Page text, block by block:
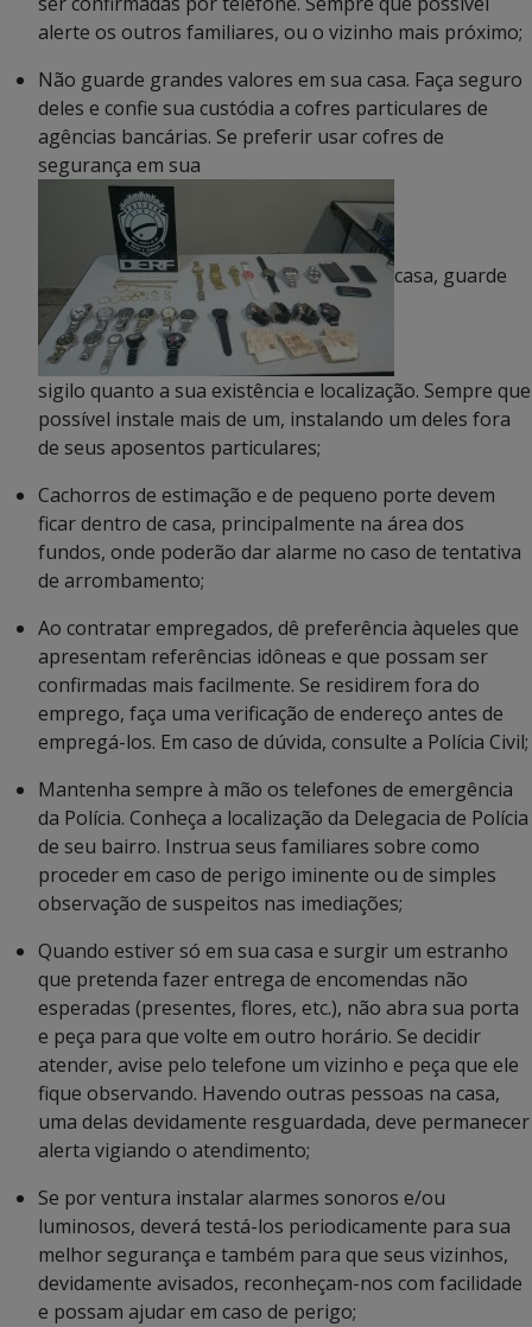
alerte os outros familiares, ou o vizinho mais próximo;
Não guarde grandes valores em sua casa. Faça seguro
deles e confie sua custódia a cofres particulares de
agências bancárias. Se preferir usar cofres de
segurança em sua
casa, guarde
sigilo quanto a sua existência e localização. Sempre que
possível instale mais de um, instalando um deles fora
de seus aposentos particulares;
Cachorros de estimação e de pequeno porte devem
ficar dentro de casa, principalmente na área dos
fundos, onde poderão dar alarme no caso de tentativa
de arrombamento;
Ao contratar empregados, dê preferência àqueles que
apresentam referências idôneas e que possam ser
confirmadas mais facilmente. Se residirem fora do
emprego, faça uma verificação de endereço antes de
empregá-los. Em caso de dúvida, consulte a Polícia Civil;
Mantenha sempre à mão os telefones de emergência
da Polícia. Conheça a localização da Delegacia de Polícia
de seu bairro. Instrua seus familiares sobre como
proceder em caso de perigo iminente ou de simples
observação de suspeitos nas imediações;
Quando estiver só em sua casa e surgir um estranho
que pretenda fazer entrega de encomendas não
esperadas (presentes, flores, etc.), não abra sua porta
e peça para que volte em outro horário. Se decidir
atender, avise pelo telefone um vizinho e peça que ele
fique observando. Havendo outras pessoas na casa,
uma delas devidamente resguardada, deve permanecer
alerta vigiando o atendimento;
Se por ventura instalar alarmes sonoros e/ou
luminosos, deverá testá-los periodicamente para sua
melhor segurança e também para que seus vizinhos,
devidamente avisados, reconheçam-nos com facilidade
e possam ajudar em caso de perigo;